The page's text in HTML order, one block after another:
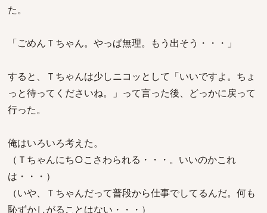
た。
「ごめんＴちゃん。やっぱ無理。もう出そう・・・」
すると、Ｔちゃんは少しニコッとして「いいですよ。ちょ
っと待ってくださいね。」って言った後、どっかに戻って
行った。
俺はいろいろ考えた。
（Ｔちゃんにち○こさわられる・・・。いいのかこれ
は・・・）
（いや、Ｔちゃんだって普段から仕事でしてるんだ。何も
恥ずかしがることはない・・・）